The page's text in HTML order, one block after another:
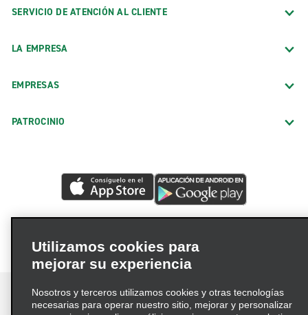
SERVICIO DE ATENCIÓN AL CLIENTE
LA EMPRESA
EMPRESAS
PATROCINIO
Utilizamos cookies para
mejorar su experiencia
Nosotros y terceros utilizamos cookies y otras tecnologías
necesarias para operar nuestro sitio, mejorar y personalizar